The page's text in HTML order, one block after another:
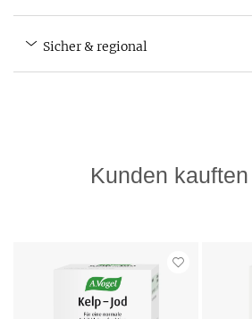
Sicher & regional
Kunden